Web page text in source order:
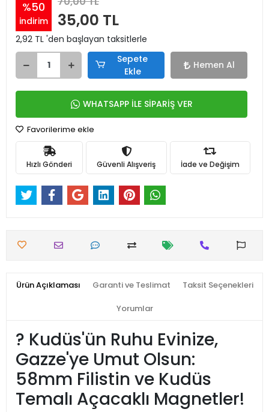
%50
indirim 35,00 TL
2,92 TL 'den başlayan taksitlerle
Sepete
Ekle
Hemen Al
WHATSAPP İLE SİPARİŞ VER
Favorilerime ekle
Hızlı Gönderi Güvenli Alışveriş İade ve Değişim
Ürün Açıklaması Garanti ve Teslimat Taksit Seçenekleri
Yorumlar
? Kudüs'ün Ruhu Evinize,
Gazze'ye Umut Olsun:
58mm Filistin ve Kudüs
Temalı Açacaklı Magnetler!